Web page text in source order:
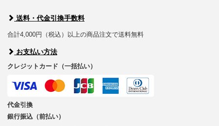
送料・代金引換手数料
合計4,000円（税込）以上の商品注文で送料無料
お支払い方法
クレジットカード（一括払い）
代金引換
銀行振込（前払い）